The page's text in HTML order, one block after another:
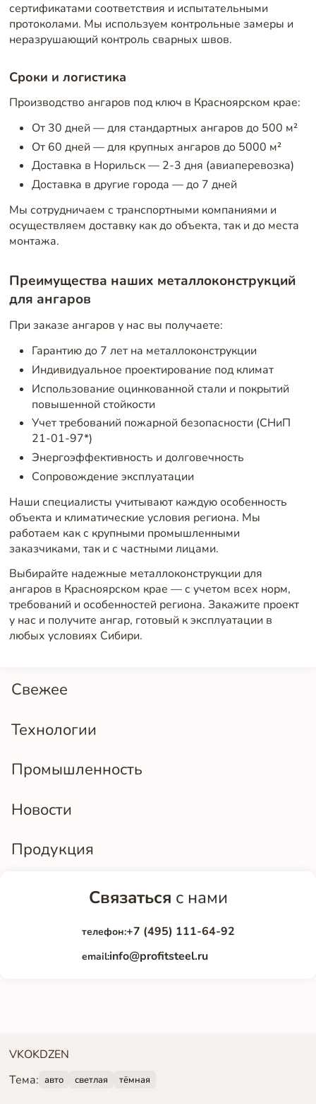
Свежее
Технологии
Промышленность
Новости
Продукция
сертификатами соответствия и испытательными
протоколами. Мы используем контрольные замеры и
неразрушающий контроль сварных швов.
Сроки и логистика
Производство ангаров под ключ в Красноярском крае:
От 30 дней — для стандартных ангаров до 500 м²
От 60 дней — для крупных ангаров до 5000 м²
Доставка в Норильск — 2-3 дня (авиаперевозка)
Доставка в другие города — до 7 дней
Мы сотрудничаем с транспортными компаниями и
осуществляем доставку как до объекта, так и до места
монтажа.
Преимущества наших металлоконструкций
для ангаров
При заказе ангаров у нас вы получаете:
Гарантию до 7 лет на металлоконструкции
Индивидуальное проектирование под климат
Использование оцинкованной стали и покрытий
повышенной стойкости
Учет требований пожарной безопасности (СНиП
21-01-97*)
Энергоэффективность и долговечность
Сопровождение эксплуатации
Наши специалисты учитывают каждую особенность
объекта и климатические условия региона. Мы
работаем как с крупными промышленными
заказчиками, так и с частными лицами.
Выбирайте надежные металлоконструкции для
ангаров в Красноярском крае — с учетом всех норм,
требований и особенностей региона. Закажите проект
у нас и получите ангар, готовый к эксплуатации в
любых условиях Сибири.
Связаться с нами
телефон:+7 (495) 111-64-92
email:info@profitsteel.ru
VKOKDZEN
Тема: авто светлая тёмная